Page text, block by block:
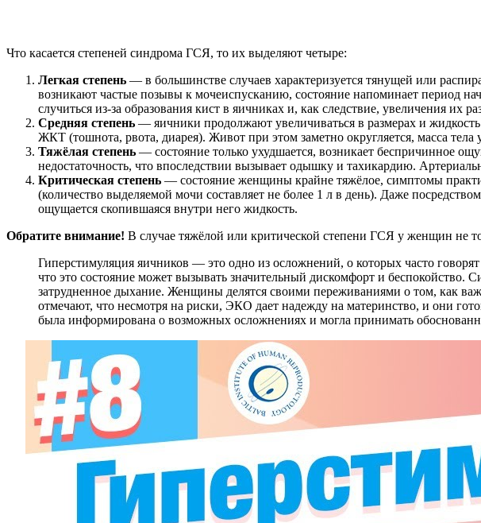
Что касается степеней синдрома ГСЯ, то их выделяют четыре:
Легкая степень — в большинстве случаев характеризуется тянущей или
возникают частые позывы к мочеиспусканию, состояние напоминает период
случиться из-за образования кист в яичниках и, как следствие, увеличения их
Средняя степень — яичники продолжают увеличиваться в размерах и
ЖКТ (тошнота, рвота, диарея). Живот при этом заметно округляется, масса тела
Тяжёлая степень — состояние только ухудшается, возникает беспричинное
недостаточность, что впоследствии вызывает одышку и тахикардию.
Критическая степень — состояние женщины крайне тяжёлое, симптомы
(количество выделяемой мочи составляет не более 1 л в день). Даже
ощущается скопившаяся внутри него жидкость.
Обратите внимание! В случае тяжёлой или критической степени ГСЯ у женщин не
Гиперстимуляция яичников — это одно из осложнений, о которых часто
что это состояние может вызывать значительный дискомфорт и беспокойство.
затрудненное дыхание. Женщины делятся своими переживаниями о том, как
отмечают, что несмотря на риски, ЭКО дает надежду на материнство, и они
была информирована о возможных осложнениях и могла принимать